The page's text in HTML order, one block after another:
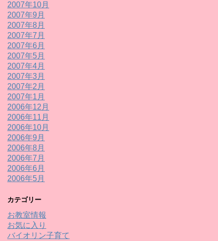
2007年10月
2007年9月
2007年8月
2007年7月
2007年6月
2007年5月
2007年4月
2007年3月
2007年2月
2007年1月
2006年12月
2006年11月
2006年10月
2006年9月
2006年8月
2006年7月
2006年6月
2006年5月
カテゴリー
お教室情報
お気に入り
バイオリン子育て